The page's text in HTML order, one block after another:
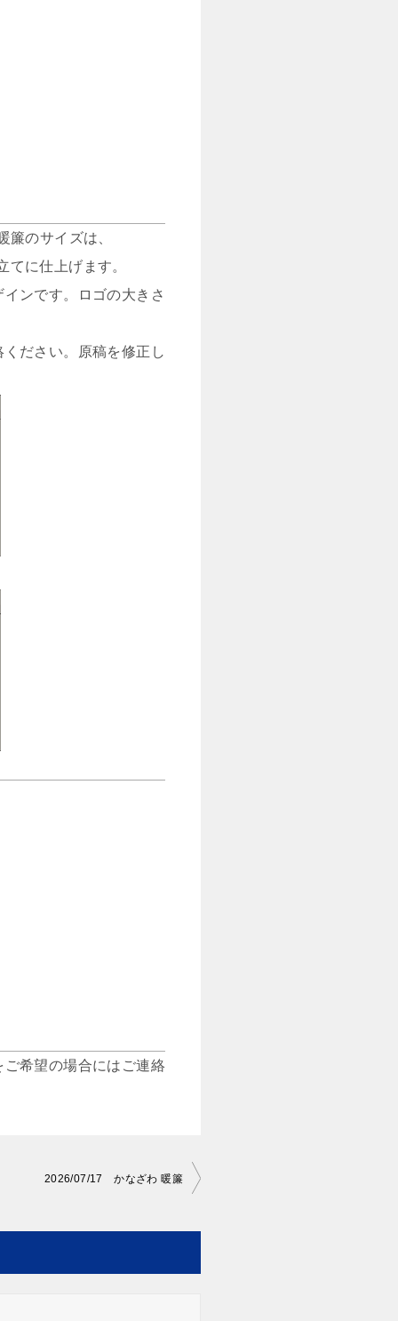
のサイズは、
に仕上げます。
ンです。ロゴの大きさ
ださい。原稿を修正し
希望の場合にはご連絡
2026/07/17 かなざわ 暖簾